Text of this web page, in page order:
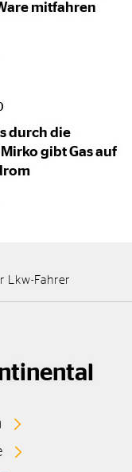
mitfahren
durch die
gibt Gas auf
Lkw-Fahrer